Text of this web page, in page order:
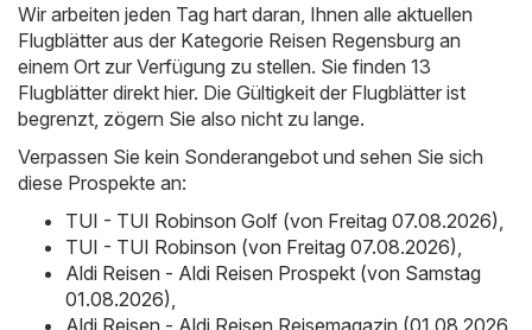
Wir arbeiten jeden Tag hart daran, Ihnen alle aktuellen
Flugblätter aus der Kategorie Reisen Regensburg an
einem Ort zur Verfügung zu stellen. Sie finden 13
Flugblätter direkt hier. Die Gültigkeit der Flugblätter ist
begrenzt, zögern Sie also nicht zu lange.
Verpassen Sie kein Sonderangebot und sehen Sie sich
diese Prospekte an:
TUI - TUI Robinson Golf (von Freitag 07.08.2026)
TUI - TUI Robinson (von Freitag 07.08.2026)
Aldi Reisen - Aldi Reisen Prospekt (von Samstag
01.08.2026)
Aldi Reisen - Aldi Reisen Reisemagazin (01.08.2026